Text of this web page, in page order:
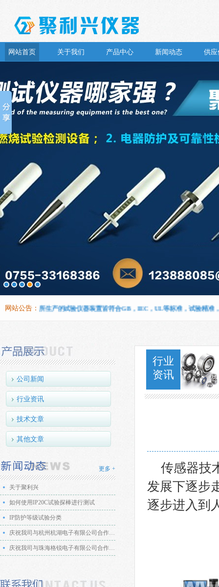
网站首页 关于我们 产品中心 新闻动态 供应
网站公告：
利兴仪器所生产的试验仪器装置皆符合GB，IEC，UL等标准，试验精准，
公司新闻
行业资讯
技术文章
其他文章
更多 +
关于聚利兴
如何使用IP20C试验探棒进行测试
IP防护等级试验分类
庆祝我司与杭州杭湖电子有限公司合作成功
庆祝我司与珠海格锐电子有限公司合作成功
行业
资讯
传感器技
发展下逐步
逐步进入到